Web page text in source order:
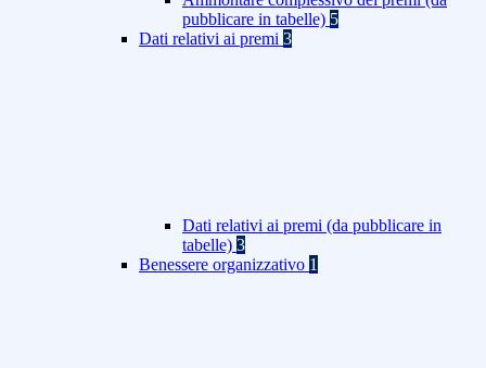
pubblicare in tabelle) 5
Dati relativi ai premi 3
Dati relativi ai premi (da pubblicare in
tabelle) 3
Benessere organizzativo 1